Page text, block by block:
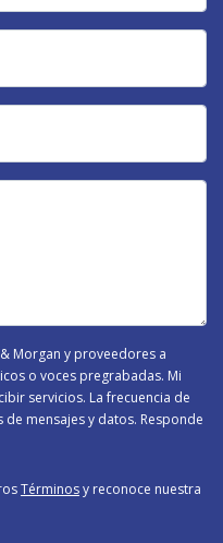
Morgan y proveedores a
o voces pregrabadas. Mi
servicios. La frecuencia de
mensajes y datos. Responde
Términosy reconoce nuestra